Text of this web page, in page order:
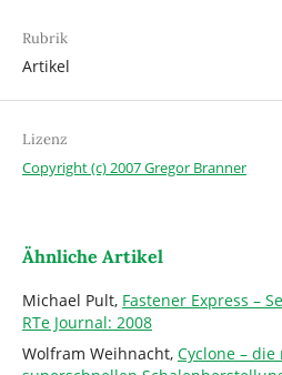
Rubrik
Artikel
Lizenz
Copyright (c) 2007 Gregor Branner
Ähnliche Artikel
Michael Pult, Fastener Express –
RTe Journal: 2008
Wolfram Weihnacht, Cyclone –